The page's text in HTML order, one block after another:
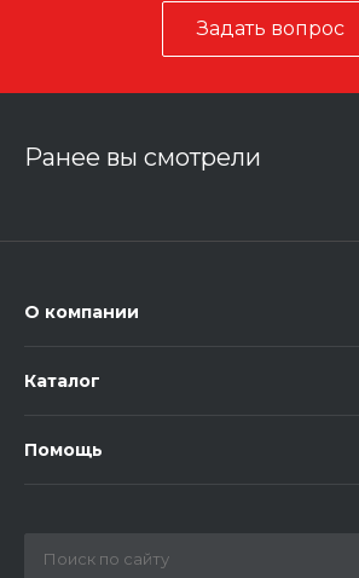
Задать вопрос
Ранее вы смотрели
О компании
Каталог
Помощь